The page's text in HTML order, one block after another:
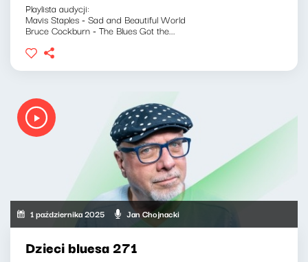
Playlista audycji:
Mavis Staples - Sad and Beautiful World
Bruce Cockburn - The Blues Got the...
1 października 2025 Jan Chojnacki
Dzieci bluesa 271